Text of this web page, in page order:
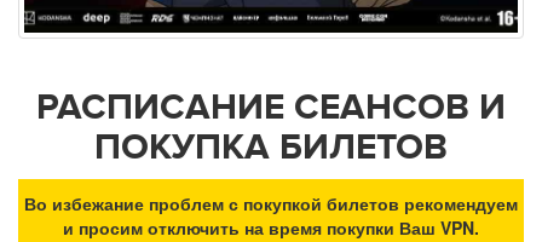
РАСПИСАНИЕ СЕАНСОВ И
ПОКУПКА БИЛЕТОВ
Во избежание проблем с покупкой билетов рекомендуем
и просим отключить на время покупки Ваш VPN.